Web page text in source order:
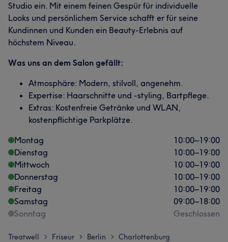
Studio ein. Mit einem feinen Gespür für individuelle
Looks und persönlichem Service schafft er für seine
Kundinnen und Kunden ein Beauty-Erlebnis auf
höchstem Niveau.
Was uns an dem Salon gefällt:
Atmosphäre: Modern, stilvoll, angenehm.
Expertise: Haarschnitte und -styling, Bartpflege.
Extras: Kostenfreie Getränke und WLAN,
kostenpflichtige Parkplätze.
Montag
10:00–19:00
Dienstag
10:00–19:00
Mittwoch
10:00–19:00
Donnerstag
10:00–19:00
Freitag
10:00–19:00
Samstag
09:00–18:00
Sonntag
Geschlossen
Treatwell > Friseur > Berlin > Charlottenburg